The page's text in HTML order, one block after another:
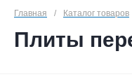
Главная / Каталог товаров
Плиты